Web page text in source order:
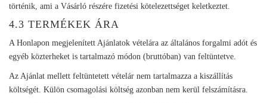
történik, ami a Vásárló részére fizetési kötelezettséget keletkeztet.
4.3 TERMÉKEK ÁRA
A Honlapon megjelenített Ajánlatok vételára az általános forgalmi adót és
egyéb közterheket is tartalmazó módon (bruttóban) van feltüntetve.
Az Ajánlat mellett feltüntetett vételár nem tartalmazza a kiszállítás
költségét. Külön csomagolási költség azonban nem kerül felszámításra.